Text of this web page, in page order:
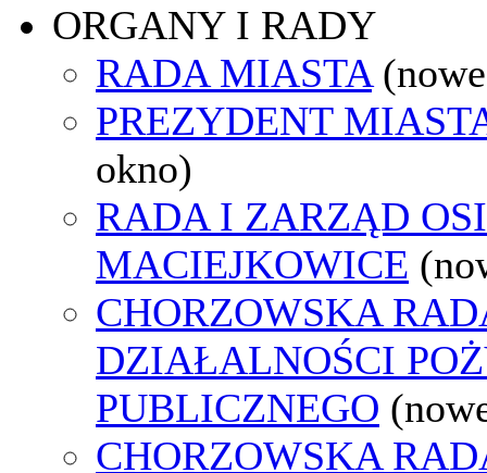
ORGANY I RADY
RADA MIASTA
PREZYDENT
okno)
RADA I ZARZĄD
MACIEJKOWICE
CHORZOWSKA
DZIAŁALNOŚCI
PUBLICZNEGO
CHORZOWSKA